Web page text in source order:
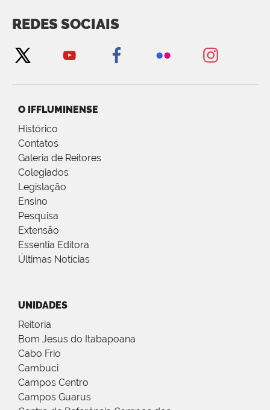
REDES SOCIAIS
O IFFLUMINENSE
Histórico
Contatos
Galeria de Reitores
Colegiados
Legislação
Ensino
Pesquisa
Extensão
Essentia Editora
Últimas Notícias
UNIDADES
Reitoria
Bom Jesus do Itabapoana
Cabo Frio
Cambuci
Campos Centro
Campos Guarus